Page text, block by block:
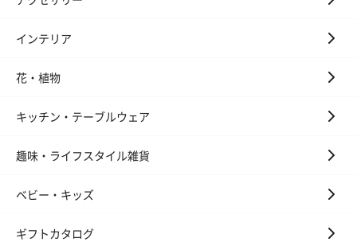
インテリア
花・植物
キッチン・テーブルウェア
趣味・ライフスタイル雑貨
ベビー・キッズ
ギフトカタログ